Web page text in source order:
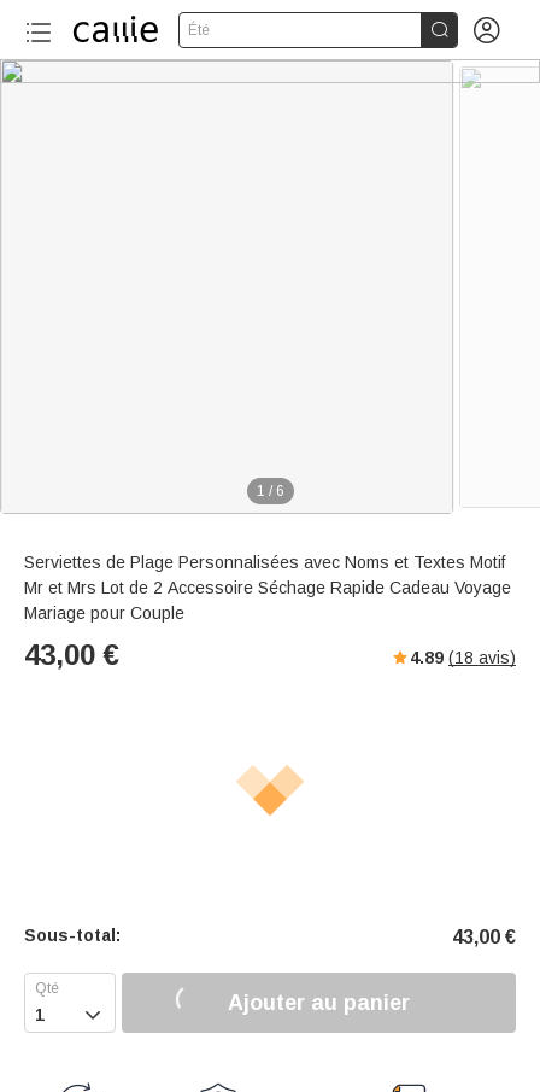
Été  
1 / 6
Serviettes de Plage Personnalisées avec Noms et Textes Motif
Mr et Mrs Lot de 2 Accessoire Séchage Rapide Cadeau Voyage
Mariage pour Couple
43,00 € 4.89 (18 avis)
Sous-total: 43,00 €
 Ajouter au panier